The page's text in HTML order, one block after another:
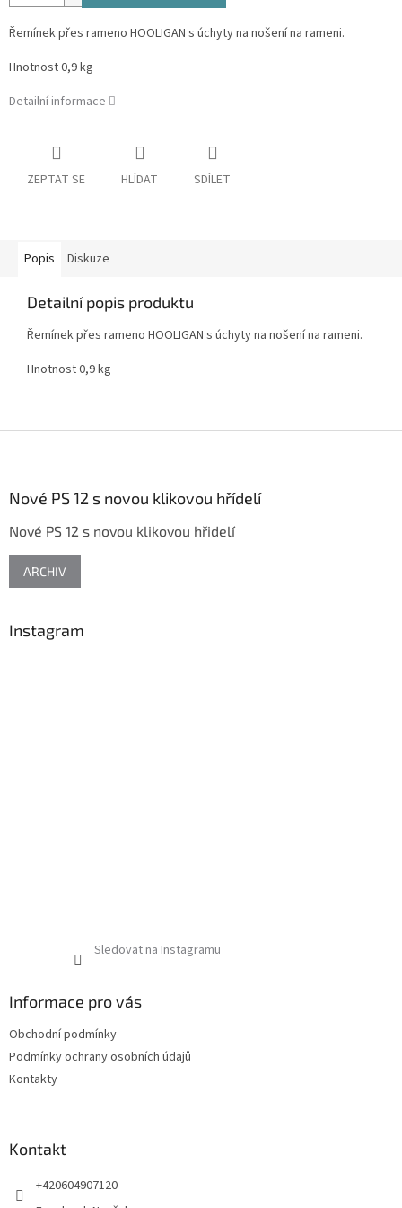
Řemínek přes rameno HOOLIGAN s úchyty na nošení na rameni.
Hnotnost 0,9 kg
Detailní informace
ZEPTAT SE HLÍDAT SDÍLET
Popis Diskuze
Detailní popis produktu
Řemínek přes rameno HOOLIGAN s úchyty na nošení na rameni.
Hnotnost 0,9 kg
Nové PS 12 s novou klikovou hřídelí
Nové PS 12 s novou klikovou hřidelí
ARCHIV
Instagram
Sledovat na Instagramu
Informace pro vás
Obchodní podmínky
Podmínky ochrany osobních údajů
Kontakty
Kontakt
+420604907120